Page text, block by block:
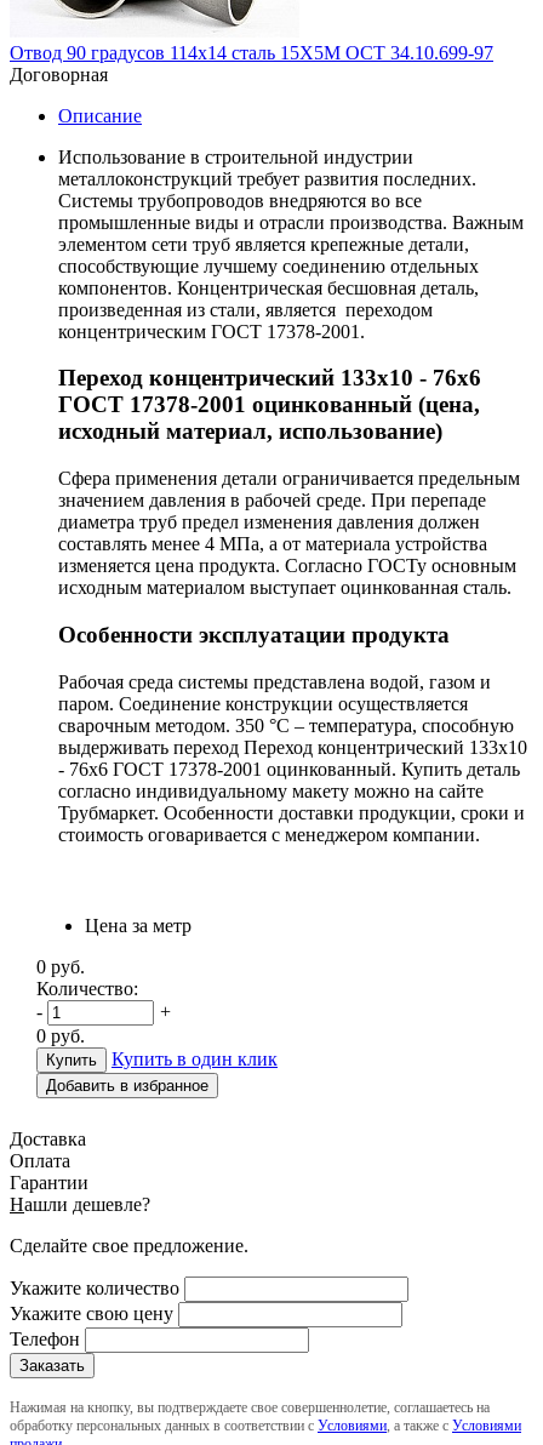
Отвод 90 градусов 114х14 сталь 15Х5М ОСТ 34.10.699-97
Договорная
Описание
Использование в строительной индустрии
металлоконструкций требует развития последних.
Системы трубопроводов внедряются во все
промышленные виды и отрасли производства. Важным
элементом сети труб является крепежные детали,
способствующие лучшему соединению отдельных
компонентов. Концентрическая бесшовная деталь,
произведенная из стали, является переходом
концентрическим ГОСТ 17378-2001.
Переход концентрический 133х10 - 76х6
ГОСТ 17378-2001 оцинкованный (цена,
исходный материал, использование)
Сфера применения детали ограничивается предельным
значением давления в рабочей среде. При перепаде
диаметра труб предел изменения давления должен
составлять менее 4 МПа, а от материала устройства
изменяется цена продукта. Согласно ГОСТу основным
исходным материалом выступает оцинкованная сталь.
Особенности эксплуатации продукта
Рабочая среда системы представлена водой, газом и
паром. Соединение конструкции осуществляется
сварочным методом. 350 °С – температура, способную
выдерживать переход Переход концентрический 133х10
- 76х6 ГОСТ 17378-2001 оцинкованный. Купить деталь
согласно индивидуальному макету можно на сайте
Трубмаркет. Особенности доставки продукции, сроки и
стоимость оговаривается с менеджером компании.
Цена за метр
0 руб.
Количество:
-
+
0 руб.
Купить в один клик
Добавить в избранное
Доставка
Оплата
Гарантии
Нашли дешевле?
Сделайте свое предложение.
Укажите количество
Укажите свою цену
Телефон
Нажимая на кнопку, вы подтверждаете свое совершеннолетие, соглашаетесь на
обработку персональных данных в соответствии с Условиями , а также с Условиями